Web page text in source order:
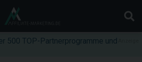
500 TOP-Partnerprogramme und